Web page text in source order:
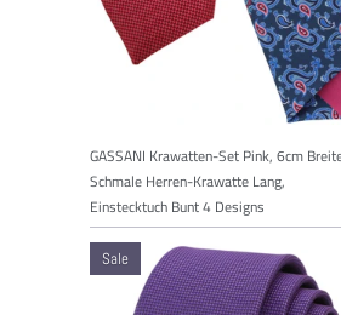
GASSANI Krawatten-Set Pink, 6cm
Schmale Herren-Krawatte Lang,
Einstecktuch Bunt 4 Designs
Sale